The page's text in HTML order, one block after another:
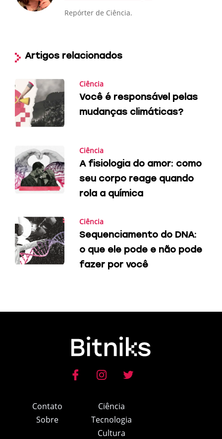
Repórter de Ciência.
Artigos relacionados
Ciência
Você é responsável pelas
mudanças climáticas?
Ciência
A fisiologia do amor: como
seu corpo reage quando
rola a química
Ciência
Sequenciamento do DNA:
o que ele pode e não pode
fazer por você
Contato
Sobre
Ciência
Tecnologia
Cultura